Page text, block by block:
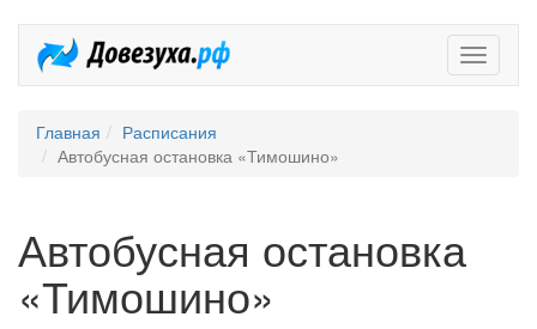
Главная
Расписания
Автобусная остановка «Тимошино»
Автобусная остановка
«Тимошино»